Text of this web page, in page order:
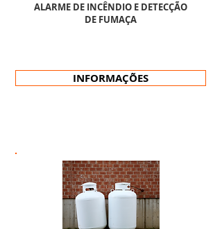
ALARME DE INCÊNDIO E DETECÇÃO
DE FUMAÇA
INFORMAÇÕES